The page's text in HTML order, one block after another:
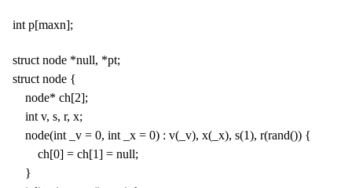
int p[maxn];
struct node *null, *pt;
struct node {
node* ch[2];
int v, s, r, x;
node(int _v = 0, int _x = 0) : v(_v), x(_x), s(1), r(rand()) {
ch[0] = ch[1] = null;
}